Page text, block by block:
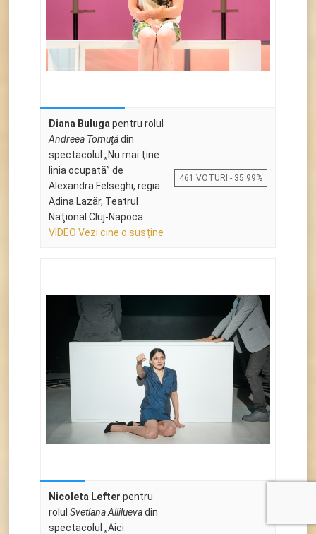
Diana Buluga pentru rolul
Andreea Tomuţădin
spectacolul „Nu mai ţine
linia ocupată” de
Alexandra Felseghi, regia
Adina Lazăr, Teatrul
Naţional Cluj-Napoca
VIDEO Vezi cine o susține
461 VOTURI - 35.99%
Nicoleta Lefter pentru
rolul Svetlana Alliluevadin
spectacolul „Aici